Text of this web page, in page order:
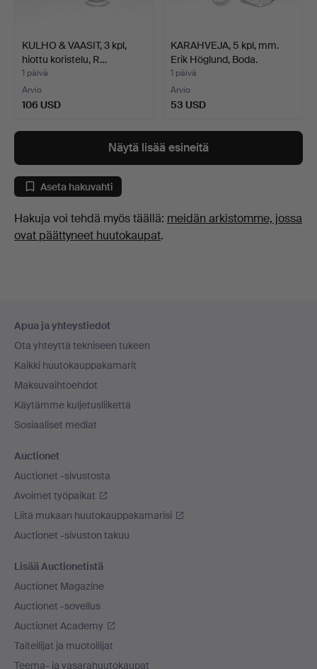
KULHO & VAASIT, 3 kpl,
hiottu koristelu, R…
1 päivä
Arvio
106 USD
KARAHVEJA, 5 kpl, mm.
Erik Höglund, Boda.
1 päivä
Arvio
53 USD
Näytä lisää esineitä
Aseta hakuvahti
Hakuja voi tehdä myös täällä: meidän arkistomme, jossa
ovat päättyneet huutokaupat.
Apua ja yhteystiedot
Ota yhteyttä tekniseen tukeen
Kaikki huutokauppakamarit
Maksuvaihtoehdot
Käytämme kuljetusliikettä
Sosiaaliset mediat
Auctionet
Auctionet -sivustosta
Avoimet työpaikat
Liitä mukaan huutokauppakamarisi
Auctionet -sivuston takuu
Lisää Auctionetistä
Auctionet Magazine
Auctionet -sovellus
Auctionet Academy
Taiteilijat ja muotoilijat
Teema- ja vasarahuutokaupat